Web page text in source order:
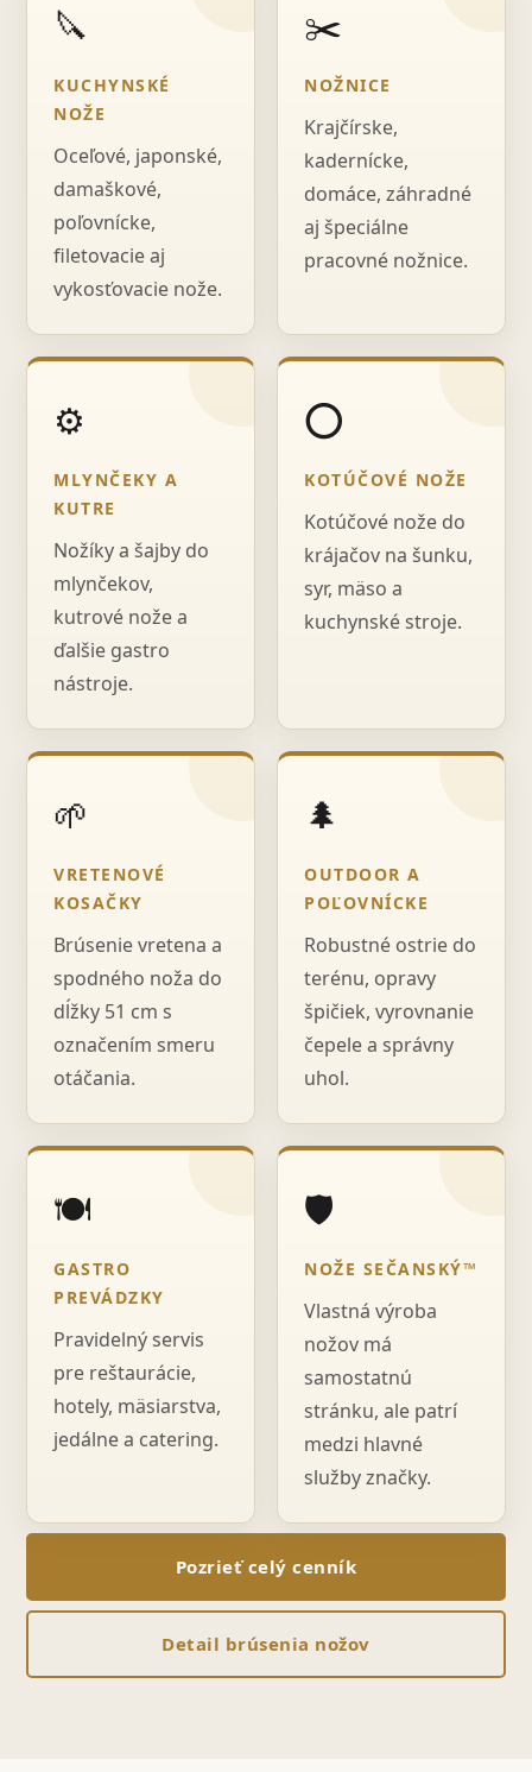
🔪
KUCHYNSKÉ
NOŽE
Oceľové, japonské,
damaškové,
poľovnícke,
filetovacie aj
vykosťovacie nože.
✂️
NOŽNICE
Krajčírske,
kadernícke,
domáce, záhradné
aj špeciálne
pracovné nožnice.
⚙️
MLYNČEKY A
KUTRE
Nožíky a šajby do
mlynčekov,
kutrové nože a
ďalšie gastro
nástroje.
⭕
KOTÚČOVÉ NOŽE
Kotúčové nože do
krájačov na šunku,
syr, mäso a
kuchynské stroje.
🌱
VRETENOVÉ
KOSAČKY
Brúsenie vretena a
spodného noža do
dĺžky 51 cm s
označením smeru
otáčania.
🌲
OUTDOOR A
POĽOVNÍCKE
Robustné ostrie do
terénu, opravy
špičiek, vyrovnanie
čepele a správny
uhol.
🍽️
GASTRO
PREVÁDZKY
Pravidelný servis
pre reštaurácie,
hotely, mäsiarstva,
jedálne a catering.
🛡️
NOŽE SEČANSKÝ™
Vlastná výroba
nožov má
samostatnú
stránku, ale patrí
medzi hlavné
služby značky.
Pozrieť celý cenník
Detail brúsenia nožov